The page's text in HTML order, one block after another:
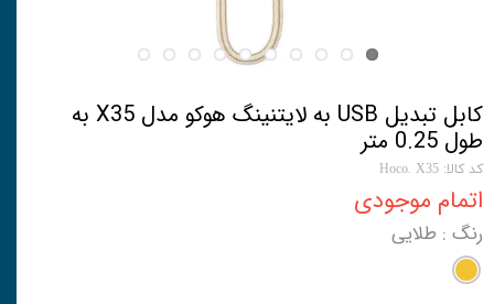
کابل تبدیل USB به لایتنینگ هوکو مدل X35 به
طول 0.25 متر
کد کالا: Hoco. X35
اتمام موجودی
رنگ : طلایی